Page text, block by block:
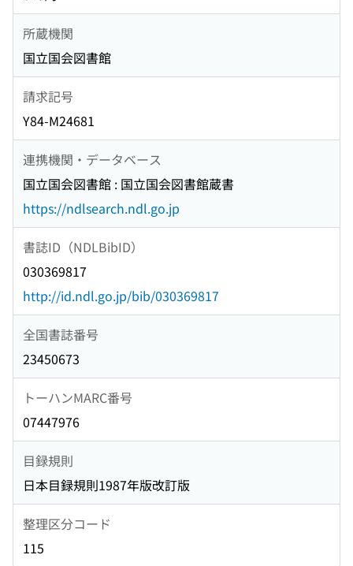
所蔵機関
国立国会図書館
請求記号
Y84-M24681
連携機関・データベース
国立国会図書館 : 国立国会図書館蔵書
https://ndlsearch.ndl.go.jp
書誌ID（NDLBibID）
030369817
http://id.ndl.go.jp/bib/030369817
全国書誌番号
23450673
トーハンMARC番号
07447976
目録規則
日本目録規則1987年版改訂版
整理区分コード
115